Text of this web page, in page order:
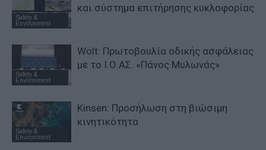
Safety &
Environment
και σύστημα επιτήρησης κυκλοφορίας
Safety &
Environment
Wolt: Πρωτοβουλία οδικής ασφάλειας
με το Ι.Ο.ΑΣ. «Πάνος Μυλωνάς»
Safety &
Environment
Kinsen: Προσήλωση στη βιώσιμη
κινητικότητα